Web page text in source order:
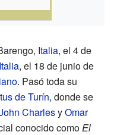
Italia, el 4 de
Italia, el 18 de junio de
. Pasó toda su
de Turín, donde se
CharlesyOmar
conocido comoEl